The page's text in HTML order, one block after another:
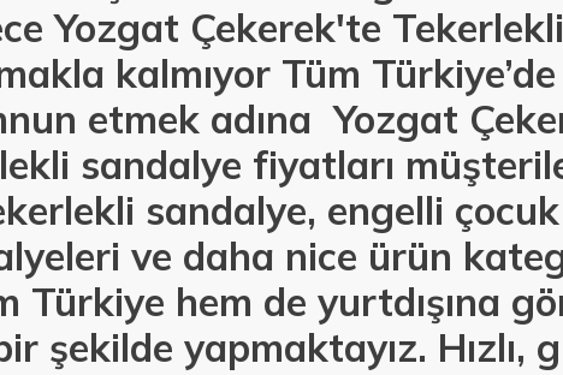
Yozgat Çekerek'te Tekerlekli
kalmıyor Tüm
etmek adına Yozgat
sandalye fiyatları
sandalye, engelli
ve daha nice ürün
hem de yurtdışına
şekilde yapmaktayız. Hızlı,